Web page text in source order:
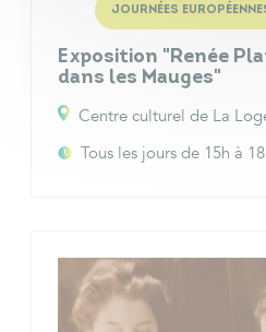
JOURNÉES
Exposition "Renée
dans les Mauges"
Centre culturel de La
Tous les jours de 15h à